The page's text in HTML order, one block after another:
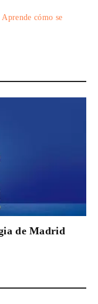
Aprende cómo se
de Madrid